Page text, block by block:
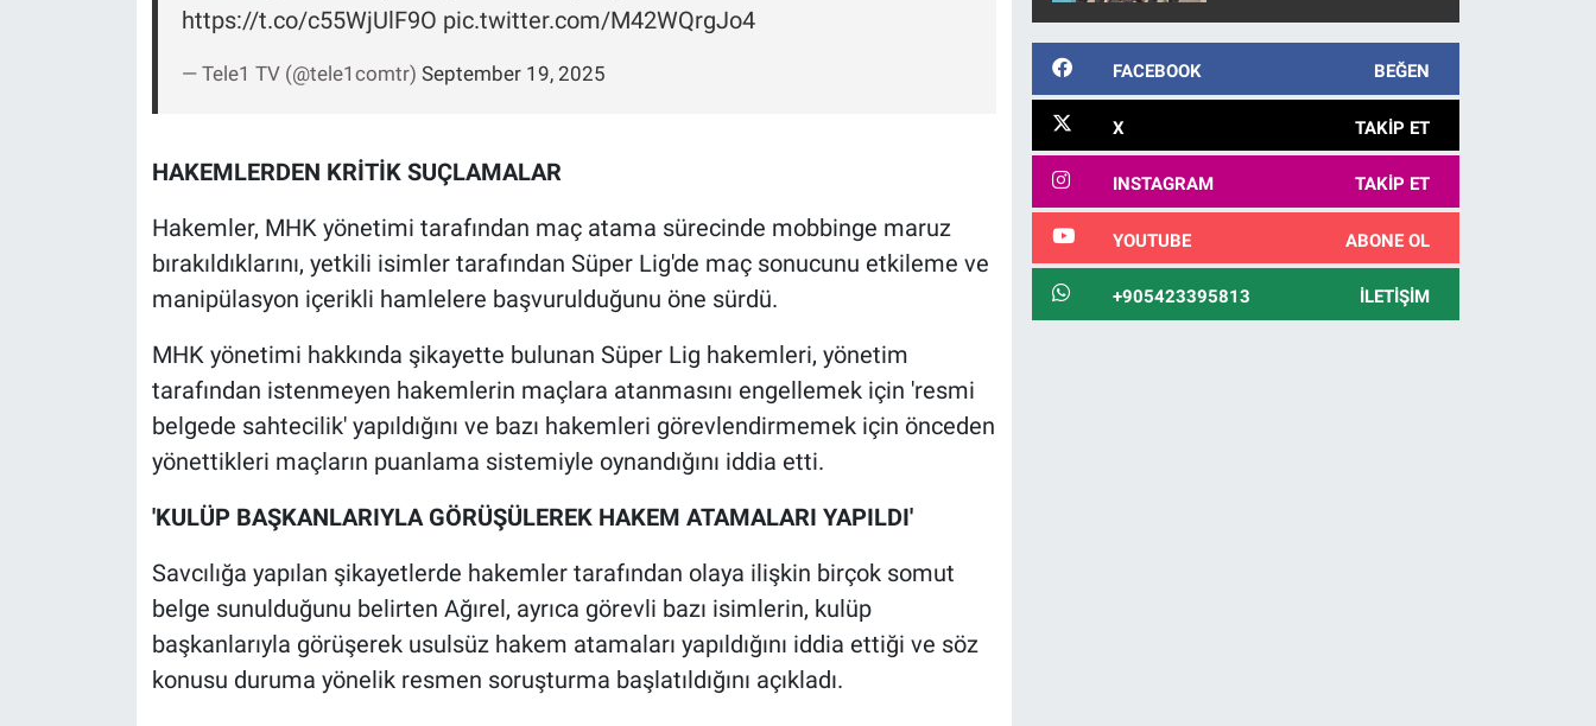
https://t.co/c55WjUlF9O pic.twitter.com/M42WQrgJo4
— Tele1 TV (@tele1comtr) September 19, 2025
HAKEMLERDEN KRİTİK SUÇLAMALAR
Hakemler, MHK yönetimi tarafından maç atama sürecinde mobbinge maruz
bırakıldıklarını, yetkili isimler tarafından Süper Lig'de maç sonucunu etkileme ve
manipülasyon içerikli hamlelere başvurulduğunu öne sürdü.
MHK yönetimi hakkında şikayette bulunan Süper Lig hakemleri, yönetim
tarafından istenmeyen hakemlerin maçlara atanmasını engellemek için 'resmi
belgede sahtecilik' yapıldığını ve bazı hakemleri görevlendirmemek için önceden
yönettikleri maçların puanlama sistemiyle oynandığını iddia etti.
'KULÜP BAŞKANLARIYLA GÖRÜŞÜLEREK HAKEM ATAMALARI YAPILDI'
Savcılığa yapılan şikayetlerde hakemler tarafından olaya ilişkin birçok somut
belge sunulduğunu belirten Ağırel, ayrıca görevli bazı isimlerin, kulüp
başkanlarıyla görüşerek usulsüz hakem atamaları yapıldığını iddia ettiği ve söz
konusu duruma yönelik resmen soruşturma başlatıldığını açıkladı.
10 yıl sonra yakalandı
FACEBOOK BEĞEN
X TAKIP ET
INSTAGRAM TAKIP ET
YOUTUBE ABONE OL
+905423395813 İLETIŞIM
Türkiye'nin Geleceği
Türkiye'nin Gündemi
Yerel Gündem
Yerel Yaşam
Canlı Yayın